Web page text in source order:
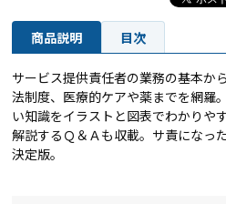
商品説明 目次
サービス提供責任者の業務の基本か
法制度、医療的ケアや薬までを網羅
い知識をイラストと図表でわかりや
解説するＱ＆Ａも収載。サ責になっ
決定版。